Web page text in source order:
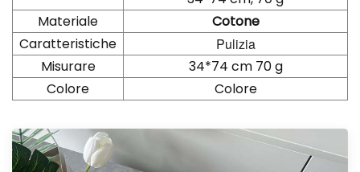
Materiale
Cotone
Caratteristiche
Pulizia
Misurare
34*74 cm 70 g
Colore
Colore